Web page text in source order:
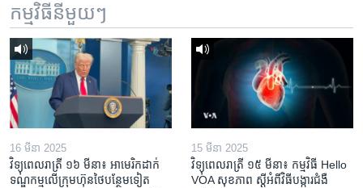
កម្មវិធី​នីមួយៗ
16 មីនា 2025
វិទ្យុពេលរាត្រី ១៦ មីនា៖ អាមេរិក​ដាក់​
ទណ្ឌកម្ម​លើ​ក្រុមហ៊ុន​ថៃ​បន្ថែម​ទៀត​
15 មីនា 2025
វិទ្យុពេលរាត្រី ១៥ មីនា៖ កម្មវិធី ​Hello
VOA សុខភាព ស្ដី​អំពី​វិធី​បង្ការ​ជំងឺ​